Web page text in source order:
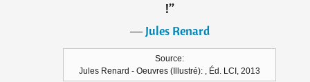
!”
―Jules Renard
Source:
Jules Renard - Oeuvres (Illustré): , Éd. LCI, 2013